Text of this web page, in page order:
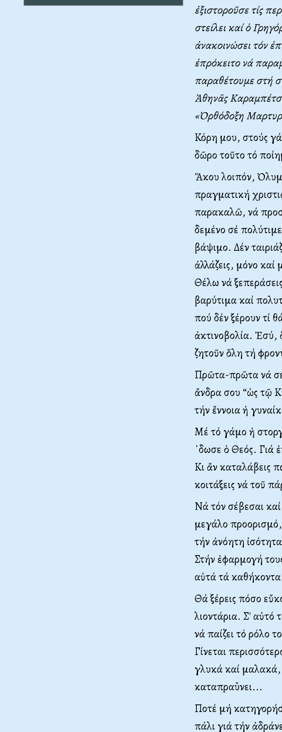
ἐξιστοροῦσε τίς
στείλει καί ὁ
ἀνακοινώσει τόν
ἐπρόκειτο νά
παραθέτουμε στή
Ἀθηνᾶς
«Ὀρθόδοξη
Κόρη μου, στούς
δῶρο τοῦτο τό
Ἄκου λοιπόν,
πραγματική
παρακαλῶ, νά
δεμένο σέ
βάψιμο. Δέν
ἀλλάζεις, μόνο καί
Θέλω νά
βαρύτιμα καί
πού δέν ξέρουν τί
ἀκτινοβολία. Ἐσύ,
ζητοῦν ὅλη τή
Πρῶτα-πρῶτα νά
ἄνδρα σου “ὡς τῷ
τήν ἔννοια ἡ
Μέ τό γάμο ἡ
᾿δωσε ὁ Θεός. Γιά
Κι ἄν καταλάβεις
κοιτάξεις νά τοῦ
Νά τόν σέβεσαι
μεγάλο
τήν ἀνόητη
Στήν ἐφαρμογή
αὐτά τά
Θά ξέρεις πόσο
λιοντάρια. Σ' αὐτό
νά παίζει τό ρόλο
Γίνεται
γλυκά καί μαλακά,
καταπραΰνει...
Ποτέ μή
πάλι γιά τήν